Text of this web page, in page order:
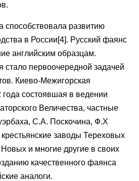
способствовала развитию
в России[4]. Русский фаянс
английским образцам.
стало первоочередной задачей
Киево-Межигорская
состоявшая в ведении
Величества, частные
С.А. Поскочина, Ф.Х
крестьянские заводы Тереховых
и многие другие в своих
качественного фаянса
аналоги.